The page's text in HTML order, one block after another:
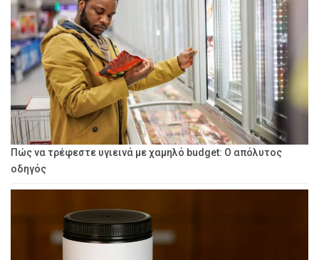
Πώς να τρέφεστε υγιεινά με χαμηλό budget: Ο απόλυτος
οδηγός